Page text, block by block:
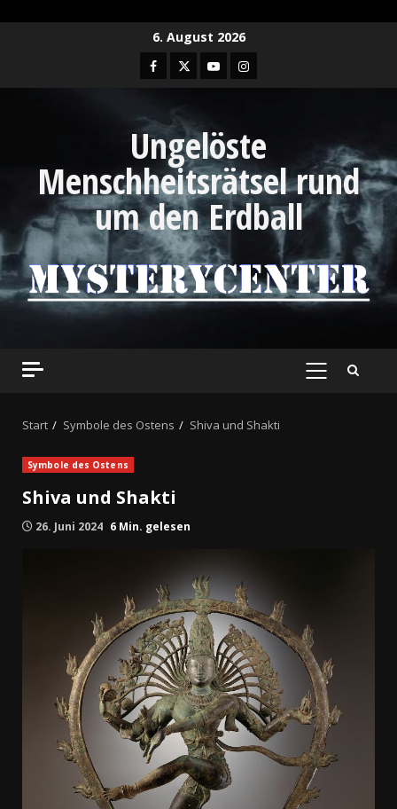
6. August 2026
Ungelöste
Menschheitsrätsel rund
um den Erdball
Start Symbole des Ostens Shiva und Shakti
Symbole des Ostens
Shiva und Shakti
26. Juni 2024 6 Min. gelesen